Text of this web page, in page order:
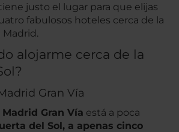
justo el lugar para que elijas
fabulosos hoteles cerca de la
Madrid.
alojarme cerca de la
Gran Vía
Gran Vía está a poca
del Sol, a apenas cinco